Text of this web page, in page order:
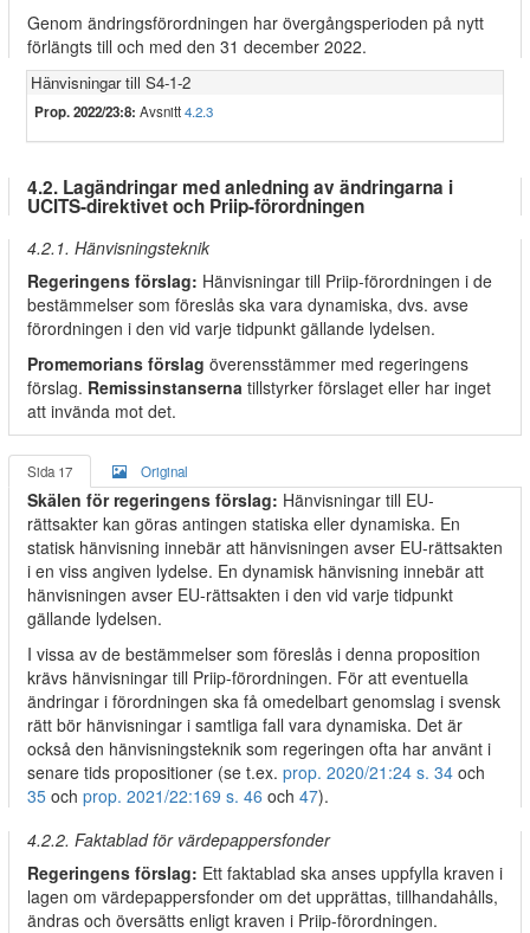
Genom ändringsförordningen har övergångsperioden på nytt
förlängts till och med den 31 december 2022.
Hänvisningar till S4-1-2
Prop. 2022/23:8: Avsnitt4.2.3
4.2. Lagändringar med anledning av ändringarna i
UCITS-direktivet och Priip-förordningen
4.2.1. Hänvisningsteknik
Regeringens förslag: Hänvisningar till Priip-förordningen i de
bestämmelser som föreslås ska vara dynamiska, dvs. avse
förordningen i den vid varje tidpunkt gällande lydelsen.
Promemorians förslag överensstämmer med regeringens
förslag. Remissinstanserna tillstyrker förslaget eller har inget
att invända mot det.
Sida 17 Original
Skälen för regeringens förslag: Hänvisningar till EU-
rättsakter kan göras antingen statiska eller dynamiska. En
statisk hänvisning innebär att hänvisningen avser EU-rättsakten
i en viss angiven lydelse. En dynamisk hänvisning innebär att
hänvisningen avser EU-rättsakten i den vid varje tidpunkt
gällande lydelsen.
I vissa av de bestämmelser som föreslås i denna proposition
krävs hänvisningar till Priip-förordningen. För att eventuella
ändringar i förordningen ska få omedelbart genomslag i svensk
rätt bör hänvisningar i samtliga fall vara dynamiska. Det är
också den hänvisningsteknik som regeringen ofta har använt i
senare tids propositioner (se t.ex. prop. 2020/21:24 s. 34 och
35 och prop. 2021/22:169 s. 46 och 47).
4.2.2. Faktablad för värdepappersfonder
Regeringens förslag: Ett faktablad ska anses uppfylla kraven i
lagen om värdepappersfonder om det upprättas, tillhandahålls,
ändras och översätts enligt kraven i Priip-förordningen.